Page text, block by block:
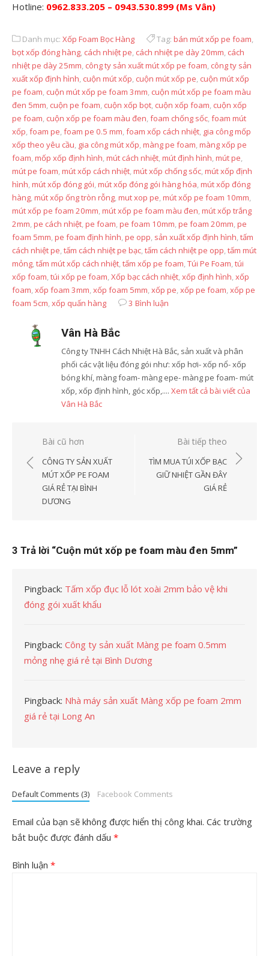
Hotline: 0962.833.205 – 0943.530.899 (Ms Vân)
Danh mục: Xốp Foam Bọc Hàng Tag: bán mút xốp pe foam,
bọt xốp đóng hàng, cách nhiệt pe, cách nhiệt pe dày 20mm, cách
nhiệt pe dày 25mm, công ty sản xuất mút xốp pe foam, công ty sản
xuất xốp định hình, cuộn mút xốp, cuộn mút xốp pe, cuộn mút xốp
pe foam, cuộn mút xốp pe foam 3mm, cuộn mút xốp pe foam màu
đen 5mm, cuộn pe foam, cuộn xốp bọt, cuộn xốp foam, cuộn xốp
pe foam, cuộn xốp pe foam màu đen,foam chống sốc,foam mút
xốp,foam pe,foam pe 0.5 mm,foam xốp cách nhiệt, gia công mốp
xốp theo yêu cầu, gia công mút xốp,màng pe foam,màng xốp pe
foam,mốp xốp định hình,mút cách nhiệt,mút định hình,mút pe,
mút pe foam,mút xốp cách nhiệt,mút xốp chống sốc,mút xốp định
hình,mút xốp đóng gói,mút xốp đóng gói hàng hóa,mút xốp đóng
hàng,mút xốp ống tròn rỗng,mut xop pe,mút xốp pe foam 10mm,
mút xốp pe foam 20mm,mút xốp pe foam màu đen,mút xốp trắng
2mm,pe cách nhiệt,pe foam,pe foam 10mm,pe foam 20mm,pe
foam 5mm,pe foam định hình,pe opp, sản xuất xốp định hình,tấm
cách nhiệt pe,tấm cách nhiệt pe bạc,tấm cách nhiệt pe opp,tấm mút
mỏng,tấm mút xốp cách nhiệt,tấm xốp pe foam,Túi Pe Foam,túi
xốp foam,túi xốp pe foam,Xốp bạc cách nhiệt,xốp định hình,xốp
foam,xốp foam 3mm,xốp foam 5mm,xốp pe,xốp pe foam,xốp pe
foam 5cm,xốp quấn hàng 3 Bình luận
Vân Hà Bắc
Công ty TNHH Cách Nhiệt Hà Bắc, sản xuất và phân
phối các vật liệu đóng gói như: xốp hơi- xốp nổ- xốp
bóng khí, màng foam- màng epe- màng pe foam- mút
xốp, xốp định hình, góc xốp,.... Xem tất cả bài viết của
Vân Hà Bắc
Điều
hướng
viết
Bài cũ hơn
CÔNG TY SẢN XUẤT
MÚT XỐP PE FOAM
GIÁ RẺ TẠI BÌNH
DƯƠNG
Bài tiếp theo
TÌM MUA TÚI XỐP BẠC
GIỮ NHIỆT GẦN ĐÂY
GIÁ RẺ
3 Trả lời “Cuộn mút xốp pe foam màu đen 5mm”
Pingback: Tấm xốp đục lỗ lót xoài 2mm bảo vệ khi
đóng gói xuất khẩu
Pingback: Công ty sản xuất Màng pe foam 0.5mm
mỏng nhẹ giá rẻ tại Bình Dương
Pingback: Nhà máy sản xuất Màng xốp pe foam 2mm
giá rẻ tại Long An
Leave a reply
Default Comments (3) Facebook Comments
Email của bạn sẽ không được hiển thị công khai. Các trường
bắt buộc được đánh dấu *
Bình luận *